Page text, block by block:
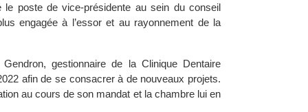
poste de vice-présidente au sein du conseil
engagée à l’essor et au rayonnement de la
gestionnaire de la Clinique Dentaire
afin de se consacrer à de nouveaux projets.
au cours de son mandat et la chambre lui en